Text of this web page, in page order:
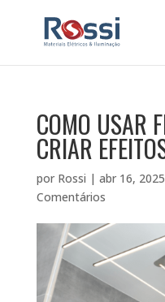
COMO USAR
CRIAR
por Rossi | abr 16, 2025
Comentários